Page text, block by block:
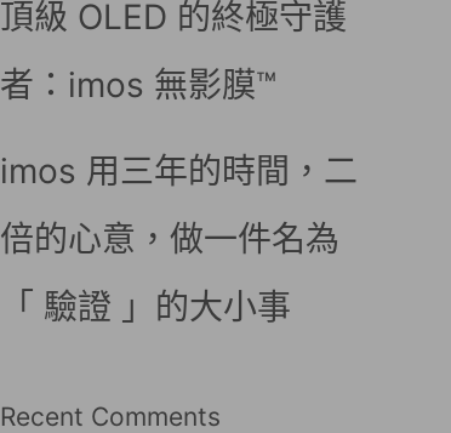
頂級 OLED 的終極守護
者：imos 無影膜™
imos 用三年的時間，二
倍的心意，做一件名為
「 驗證 」的大小事
Recent Comments